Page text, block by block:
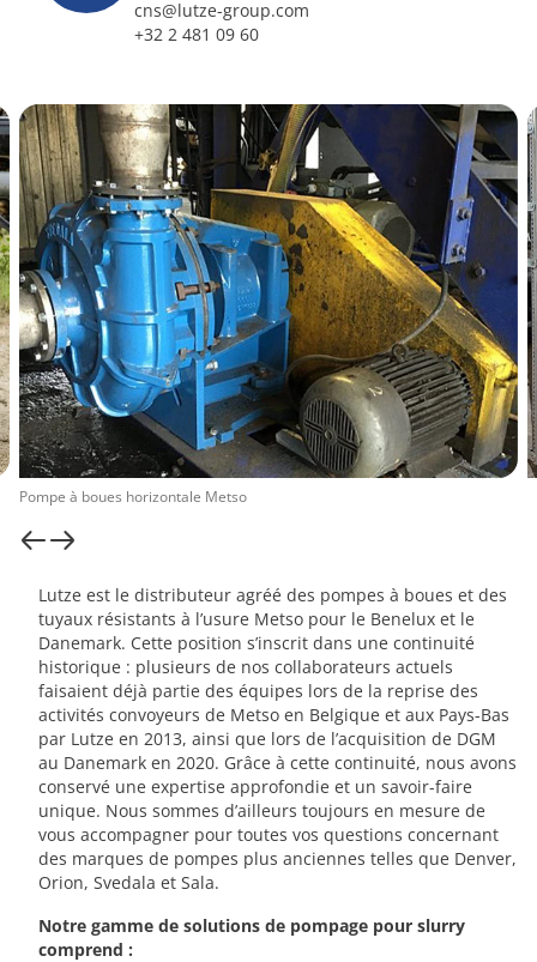
cns@lutze-group.com
+32 2 481 09 60
Lutze est le distributeur agréé des pompes à boues et des
tuyaux résistants à l’usure Metso pour le Benelux et le
Danemark. Cette position s’inscrit dans une continuité
historique : plusieurs de nos collaborateurs actuels
faisaient déjà partie des équipes lors de la reprise des
activités convoyeurs de Metso en Belgique et aux Pays-Bas
par Lutze en 2013, ainsi que lors de l’acquisition de DGM
au Danemark en 2020. Grâce à cette continuité, nous avons
conservé une expertise approfondie et un savoir-faire
unique. Nous sommes d’ailleurs toujours en mesure de
vous accompagner pour toutes vos questions concernant
des marques de pompes plus anciennes telles que Denver,
Orion, Svedala et Sala.
Notre gamme de solutions de pompage pour slurry
comprend :
Pompe à boues horizontale Metso